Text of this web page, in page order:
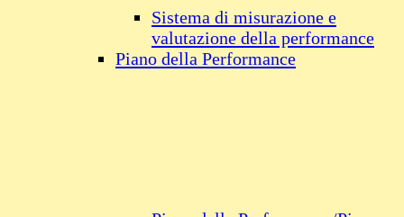
Sistema di misurazione e
valutazione della performance
Piano della Performance